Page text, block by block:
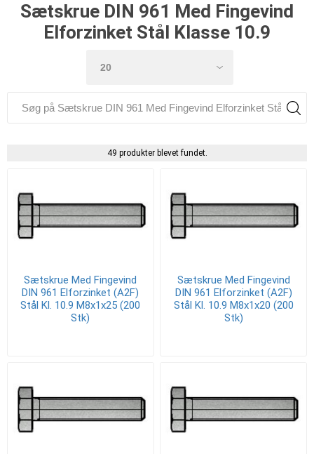
Sætskrue DIN 961 Med Fingevind
Elforzinket Stål Klasse 10.9
49 produkter blevet fundet.
Sætskrue Med Fingevind
DIN 961 Elforzinket (A2F)
Stål Kl. 10.9 M8x1x25 (200
Stk)
Sætskrue Med Fingevind
DIN 961 Elforzinket (A2F)
Stål Kl. 10.9 M8x1x20 (200
Stk)